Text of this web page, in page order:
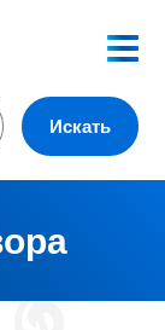
Искать